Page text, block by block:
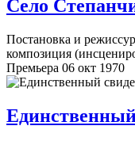
Село
Постановка и
композиция
Премьера 06 окт 1970